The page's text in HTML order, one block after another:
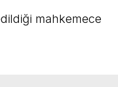
mahkemece